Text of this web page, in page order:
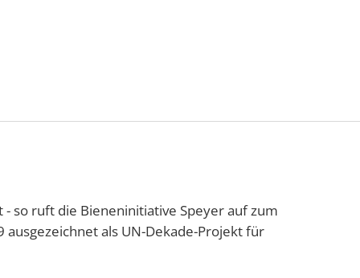
so ruft die Bieneninitiative Speyer auf zum
als UN-Dekade-Projekt für